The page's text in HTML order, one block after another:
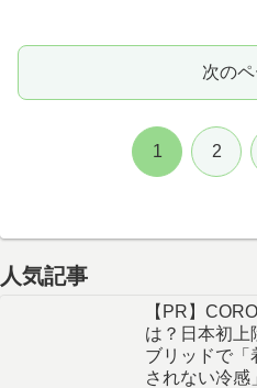
次の
1 2
人気記事
【PR】
は？日本初上
ブリッドで「
されない冷感